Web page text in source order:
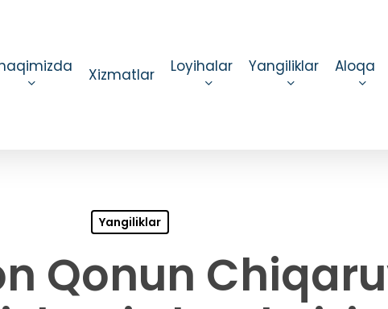
Xizmatlar Loyihalar Yangiliklar Aloqa
Yangiliklar
Qonun